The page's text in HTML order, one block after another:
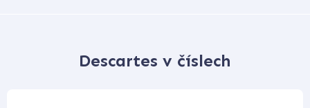
Descartes v číslech